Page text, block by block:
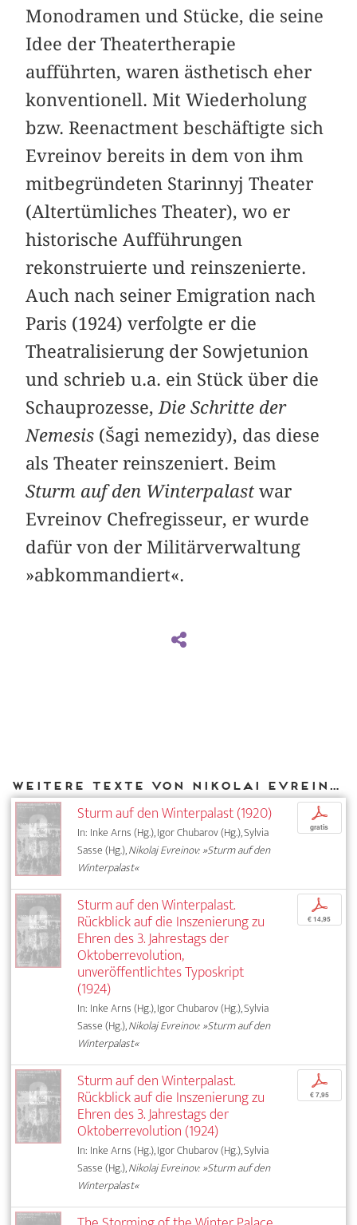
Monodramen und Stücke, die seine
Idee der Theatertherapie
aufführten, waren ästhetisch eher
konventionell. Mit Wiederholung
bzw. Reenactment beschäftigte sich
Evreinov bereits in dem von ihm
mitbegründeten Starinnyj Theater
(Altertümliches Theater), wo er
historische Aufführungen
rekonstruierte und reinszenierte.
Auch nach seiner Emigration nach
Paris (1924) verfolgte er die
Theatralisierung der Sowjetunion
und schrieb u.a. ein Stück über die
Schauprozesse, Die Schritte der
Nemesis (Šagi nemezidy), das diese
als Theater reinszeniert. Beim
Sturm auf den Winterpalastwar
Evreinov Chefregisseur, er wurde
dafür von der Militärverwaltung
»abkommandiert«.
Weitere Texte von Nikolai Evreinov bei DIAPHANES
Sturm auf den Winterpalast (1920)
In: Inke Arns (Hg.), Igor Chubarov (Hg.), Sylvia
Sasse (Hg.),Nikolaj Evreinov: »Sturm auf den
Winterpalast«
p
gratis
Sturm auf den Winterpalast.
Rückblick auf die Inszenierung zu
Ehren des 3. Jahrestags der
Oktoberrevolution,
unveröffentlichtes Typoskript
(1924)
In: Inke Arns (Hg.), Igor Chubarov (Hg.), Sylvia
Sasse (Hg.),Nikolaj Evreinov: »Sturm auf den
Winterpalast«
p
€ 14,95
Sturm auf den Winterpalast.
Rückblick auf die Inszenierung zu
Ehren des 3. Jahrestags der
Oktoberrevolution (1924)
In: Inke Arns (Hg.), Igor Chubarov (Hg.), Sylvia
Sasse (Hg.),Nikolaj Evreinov: »Sturm auf den
Winterpalast«
p
€ 7,95